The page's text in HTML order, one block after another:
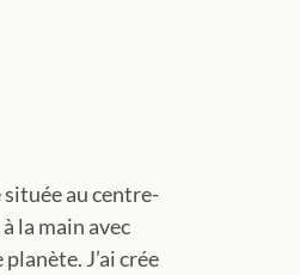
située au centre-
la main avec
J’ai crée